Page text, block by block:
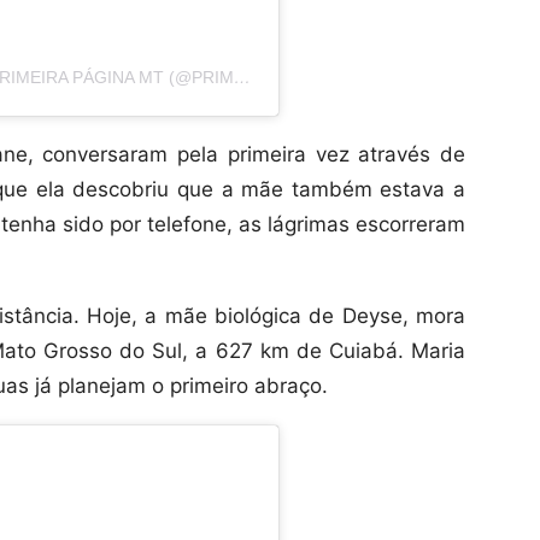
UMA PUBLICAÇÃO COMPARTILHADA POR PRIMEIRA PÁGINA MT (@PRIMEIRAPAGINAMT)
conversaram pela primeira vez através de
ela descobriu que a mãe também estava a
sido por telefone, as lágrimas escorreram
Hoje, a mãe biológica de Deyse, mora
Grosso do Sul, a 627 km de Cuiabá. Maria
já planejam o primeiro abraço.